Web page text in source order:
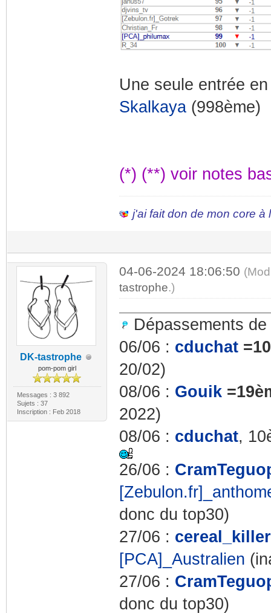
Une seule entrée
Skalkaya(998ème)
(*) (**) voir notes
j'ai fait don de mon core à
DK-tastrophe
pom-pom girl
Messages : 3 892
Sujets : 37
Inscription : Feb 2018
04-06-2024 18:06:50
tastrophe.)
Dépassements de
06/06 : cduchat
20/02)
08/06 : Gouik
2022)
08/06 : cduchat,
26/06 :
donc du top30)
27/06 :
[PCA]_Australien
27/06 :
donc du top30)